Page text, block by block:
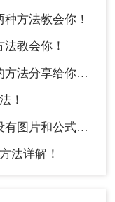
方法教会你！
教会你！
你！精准高效！
！
和公式分开选！
法详解！